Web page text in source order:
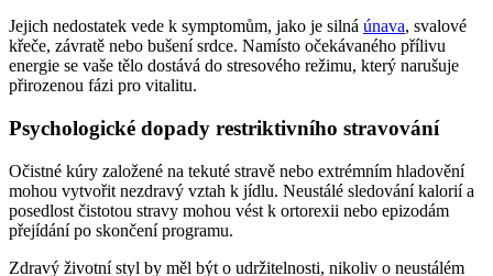
Jejich nedostatek vede k symptomům, jako je silná únava, svalové
křeče, závratě nebo bušení srdce. Namísto očekávaného přílivu
energie se vaše tělo dostává do stresového režimu, který narušuje
přirozenou fázi pro vitalitu.
Psychologické dopady restriktivního stravování
Očistné kúry založené na tekuté stravě nebo extrémním hladovění
mohou vytvořit nezdravý vztah k jídlu. Neustálé sledování kalorií a
posedlost čistotou stravy mohou vést k ortorexii nebo epizodám
přejídání po skončení programu.
Zdravý životní styl by měl být o udržitelnosti, nikoliv o neustálém